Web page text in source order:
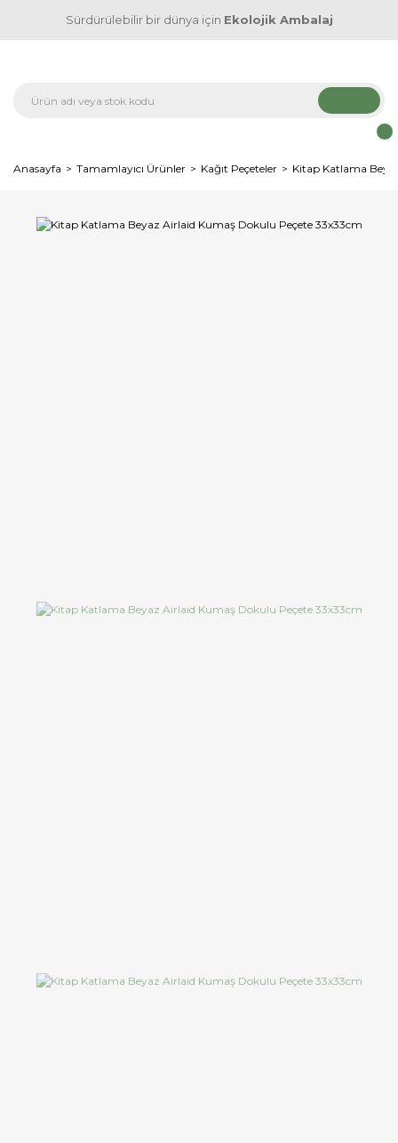
Sürdürülebilir bir dünya için Ekolojik Ambalaj
Anasayfa Tamamlayıcı Ürünler Kağıt Peçeteler Kitap Katlama